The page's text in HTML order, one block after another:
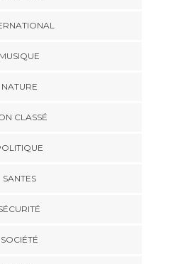
MUSIQUE
NATURE
CLASSÉ
SANTES
SOCIÉTÉ